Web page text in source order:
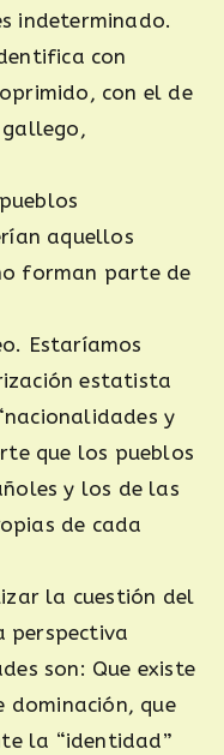
indeterminado.
con
con el de
gallego,
aquellos
forman parte de
Estaríamos
estatista
y
que los pueblos
y los de las
de cada
la cuestión del
perspectiva
son: Que existe
dominación, que
la “identidad”